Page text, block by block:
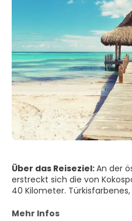
Über das Reiseziel:An der
erstreckt sich die von
40 Kilometer.
Wäldern aus Kokospalmen
Mehr Infos